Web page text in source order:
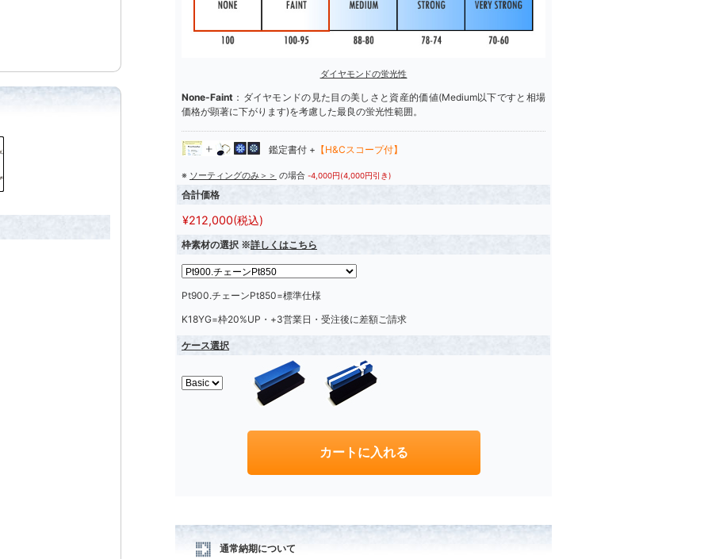
ダイヤモンドの蛍光性
None-Faint：ダイヤモンドの見た目の美しさと資産的価値(Medium以下ですと相場
価格が顕著に下がります)を考慮した最良の蛍光性範囲。
鑑定書付 + 【H&Cスコープ付】
※ ソーティングのみ＞＞ の場合 -4,000円(4,000円引き)
合計価格
¥212,000(税込)
枠素材の選択 ※詳しくはこちら
Pt900.チェーンPt850=標準仕様
K18YG=枠20%UP・+3営業日・受注後に差額ご請求
ケース選択
通常納期について